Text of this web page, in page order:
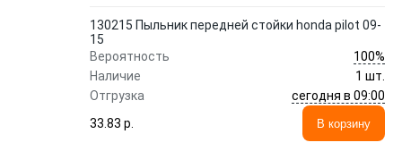
130215 Пыльник передней стойки honda pilot 09-
15
Вероятность
100%
Наличие
1 шт.
Отгрузка
сегодня в 09:00
33.83 p.
В корзину